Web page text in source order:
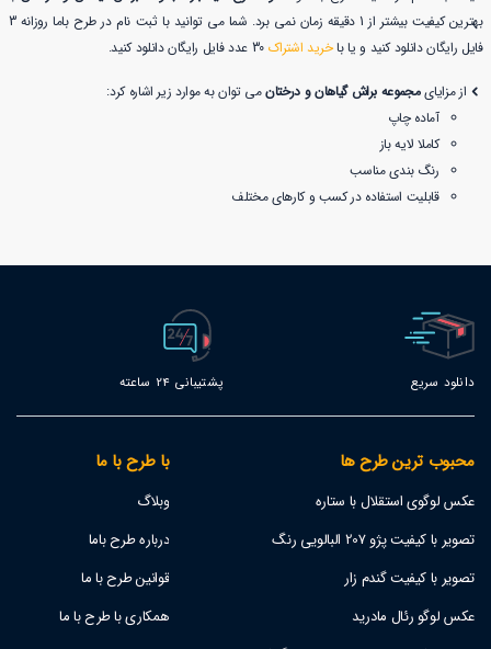
بهترین کیفیت بیشتر از 1 دقیقه زمان نمی برد. شما می توانید با ثبت نام در طرح باما روزانه 3
فایل رایگان دانلود کنید و یا باخرید اشتراک30 عدد فایل رایگان دانلود کنید.
از مزایایمجموعه براش گیاهان و درختانمی توان به موارد زیر اشاره کرد:
آماده چاپ
کاملا لایه باز
رنگ بندی مناسب
قابلیت استفاده در کسب و کارهای مختلف
دانلود سریع پشتیبانی 24 ساعته
محبوب ترین طرح ها
عکس لوگوی استقلال با ستاره
تصویر با کیفیت پژو 207 البالویی رنگ
تصویر با کیفیت گندم زار
عکس لوگو رئال مادرید
با طرح با ما
وبلاگ
درباره طرح باما
قوانین طرح با ما
همکاری با طرح با ما